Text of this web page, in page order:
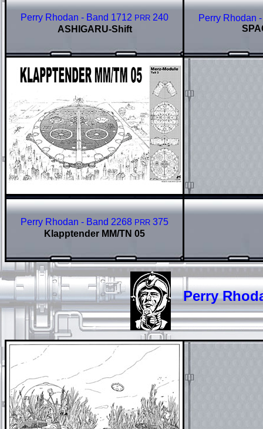
Perry Rhodan - Band 1712 PRR 240
ASHIGARU-Shift
Perry Rhodan
Perry Rhodan - Band 2268 PRR 375
Klapptender MM/TN 05
Perry